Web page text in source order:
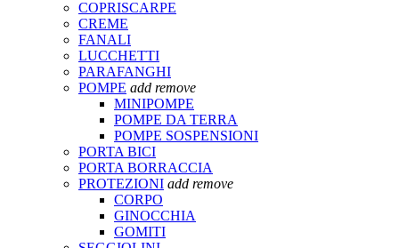
COPRISCARPE
CREME
FANALI
LUCCHETTI
PARAFANGHI
POMPE add remove
MINIPOMPE
POMPE DA TERRA
POMPE SOSPENSIONI
PORTA BICI
PORTA BORRACCIA
PROTEZIONI add remove
CORPO
GINOCCHIA
GOMITI